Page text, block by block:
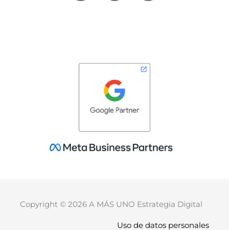
Copyright © 2026 A MÁS UNO Estrategia Digital
Uso de datos personales